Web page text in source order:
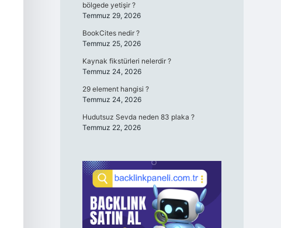
bölgede yetişir ?
Temmuz 29, 2026
BookCites nedir ?
Temmuz 25, 2026
Kaynak fikstürleri nelerdir ?
Temmuz 24, 2026
29 element hangisi ?
Temmuz 24, 2026
Hudutsuz Sevda neden 83 plaka ?
Temmuz 22, 2026